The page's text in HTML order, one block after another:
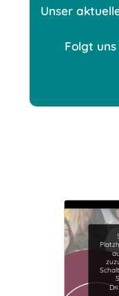
Unser
Folgt